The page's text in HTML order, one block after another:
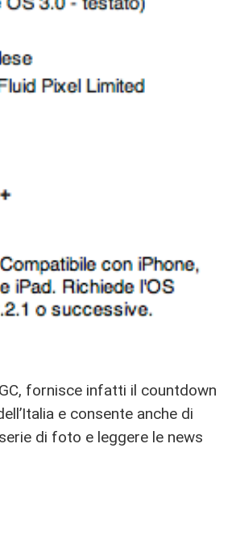
fornisce infatti il countdown
e consente anche di
di foto e leggere le news